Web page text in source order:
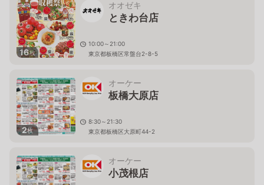
16枚
オオゼキ
ときわ台店
10:00～21:00
東京都板橋区常盤台2-8-5
2枚
オーケー
板橋大原店
8:30～21:30
東京都板橋区大原町44-2
オーケー
小茂根店